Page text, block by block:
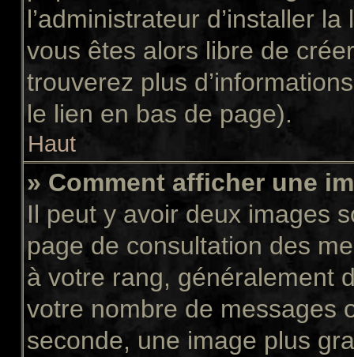
l’administrateur d’installer
vous êtes alors libre de
trouverez plus
le lien en bas de page).
Haut
» Comment afficher une
Il peut y avoir deux images
page de consultation des
à votre rang, généralement
votre nombre de messages
seconde, une image plus